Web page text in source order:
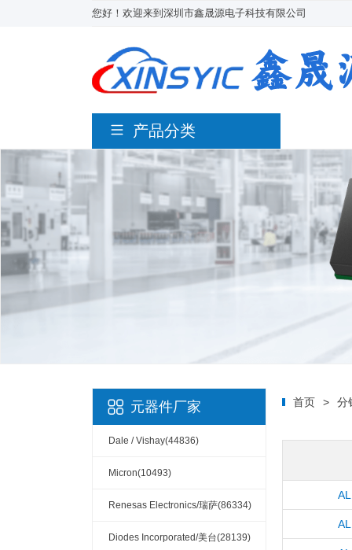
您好！欢迎来到深圳市鑫晟源电子科技有限公司
产品分类
元器件厂家
Dale / Vishay(44836)
Micron(10493)
Renesas Electronics/瑞萨(86334)
Diodes Incorporated/美台(28139)
首页 > 分